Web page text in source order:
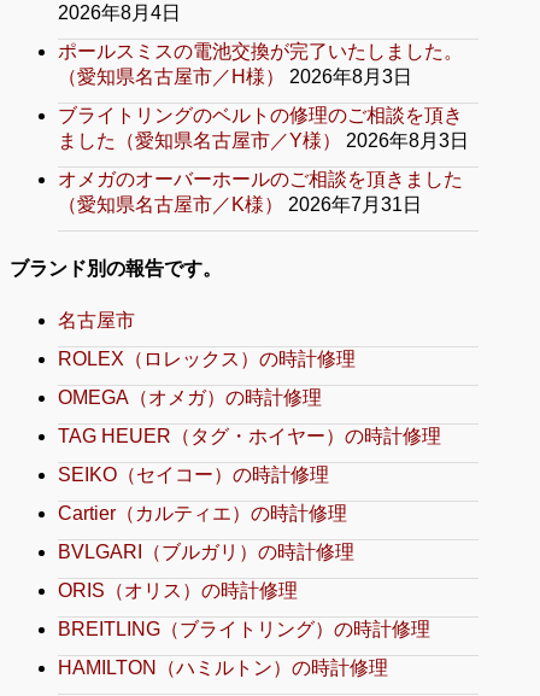
2026年8月4日
ポールスミスの電池交換が完了いたしました。
（愛知県名古屋市／H様）
2026年8月3日
ブライトリングのベルトの修理のご相談を頂き
ました（愛知県名古屋市／Y様）
2026年8月3日
オメガのオーバーホールのご相談を頂きました
（愛知県名古屋市／K様）
2026年7月31日
ブランド別の報告です。
名古屋市
ROLEX（ロレックス）の時計修理
OMEGA（オメガ）の時計修理
TAG HEUER（タグ・ホイヤー）の時計修理
SEIKO（セイコー）の時計修理
Cartier（カルティエ）の時計修理
BVLGARI（ブルガリ）の時計修理
ORIS（オリス）の時計修理
BREITLING（ブライトリング）の時計修理
HAMILTON（ハミルトン）の時計修理